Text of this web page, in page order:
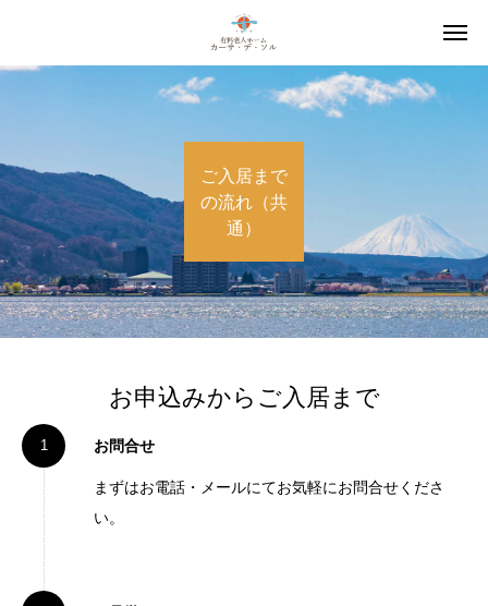
ご入居まで
の流れ（共
通）
お申込みからご入居まで
お問合せ
まずはお電話・メールにてお気軽にお問合せくださ
い。